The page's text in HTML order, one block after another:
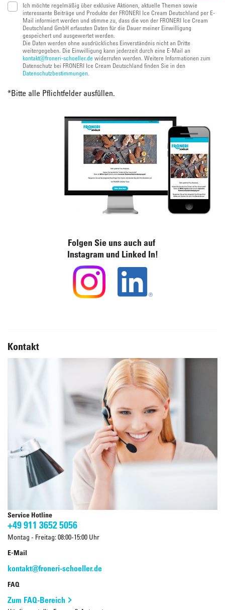
Ich möchte regelmäßig über exklusive Aktionen, aktuelle Themen sowie
interessante Beiträge und Produkte der FRONERI Ice Cream Deutschland per E-
Mail informiert werden und stimme zu, dass die von der FRONERI Ice Cream
Deutschland GmbH erfassten Daten für die Dauer meiner Einwilligung
gespeichert und ausgewertet werden.
Die Daten werden ohne ausdrückliches Einverständnis nicht an Dritte
weitergegeben. Die Einwilligung kann jederzeit durch eine E-Mail an
kontakt@froneri-schoeller.dewiderrufen werden. Weitere Informationen zum
Datenschutz bei FRONERI Ice Cream Deutschland finden Sie in den
Datenschutzbestimmungen.
*Bitte alle Pflichtfelder ausfüllen.
Folgen Sie uns auch auf
Instagram und Linked In!
Kontakt
Service Hotline
+49 911 3652 5056
Montag - Freitag: 08:00-15:00 Uhr
E-Mail
kontakt@froneri-schoeller.de
FAQ
Zum FAQ-Bereich